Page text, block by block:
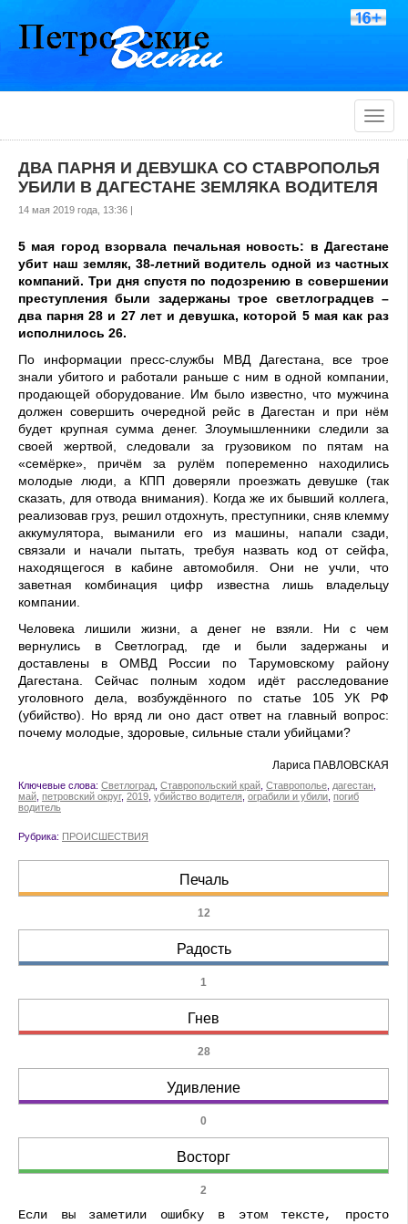
Toggle
ДВА ПАРНЯ И ДЕВУШКА СО СТАВРОПОЛЬЯ
УБИЛИ В ДАГЕСТАНЕ ЗЕМЛЯКА ВОДИТЕЛЯ
14 мая 2019 года, 13:36 |
5 мая город взорвала печальная новость: в Дагестане
убит наш земляк, 38-летний водитель одной из частных
компаний. Три дня спустя по подозрению в совершении
преступления были задержаны трое светлоградцев –
два парня 28 и 27 лет и девушка, которой 5 мая как раз
исполнилось 26.
По информации пресс-службы МВД Дагестана, все трое
знали убитого и работали раньше с ним в одной компании,
продающей оборудование. Им было известно, что мужчина
должен совершить очередной рейс в Дагестан и при нём
будет крупная сумма денег. Злоумышленники следили за
своей жертвой, следовали за грузовиком по пятам на
«семёрке», причём за рулём попеременно находились
молодые люди, а КПП доверяли проезжать девушке (так
сказать, для отвода внимания). Когда же их бывший коллега,
реализовав груз, решил отдохнуть, преступники, сняв клемму
аккумулятора, выманили его из машины, напали сзади,
связали и начали пытать, требуя назвать код от сейфа,
находящегося в кабине автомобиля. Они не учли, что
заветная комбинация цифр известна лишь владельцу
компании.
Человека лишили жизни, а денег не взяли. Ни с чем
вернулись в Светлоград, где и были задержаны и
доставлены в ОМВД России по Тарумовскому району
Дагестана. Сейчас полным ходом идёт расследование
уголовного дела, возбуждённого по статье 105 УК РФ
(убийство). Но вряд ли оно даст ответ на главный вопрос:
почему молодые, здоровые, сильные стали убийцами?
Лариса ПАВЛОВСКАЯ
Ключевые слова: Светлоград Ставропольский край Ставрополье дагестан
май петровский округ, 2019 убийство водителя ограбили и убили погиб
водитель
Рубрика: ПРОИСШЕСТВИЯ
Печаль
12
Радость
1
Гнев
28
Удивление
0
Восторг
2
Если вы заметили ошибку в этом тексте, просто